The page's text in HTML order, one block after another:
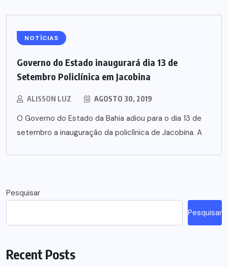
NOTÍCIAS
Governo do Estado inaugurará dia 13 de
Setembro Policlínica em Jacobina
ALISSON LUZ AGOSTO 30, 2019
O Governo do Estado da Bahia adiou para o dia 13 de
setembro a inauguração da policlínica de Jacobina. A
Pesquisar
Pesquisar
Recent Posts